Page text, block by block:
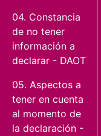
04. Constancia
de no tener
información a
declarar - DAOT
05. Aspectos a
tener en cuenta
al momento de
la declaración -